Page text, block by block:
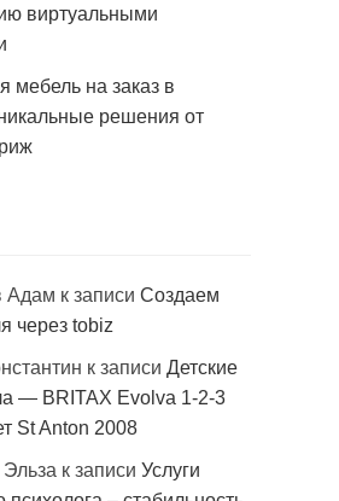
виртуальными
мебель на заказ в
решения от
Адам к записи Создаем
через tobiz
к записи Детские
— BRITAX Evolva 1-2-3
St Anton 2008
к записи Услуги